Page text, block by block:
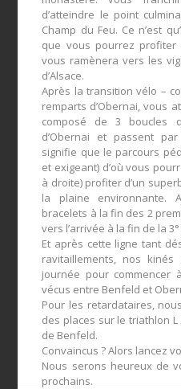
d’atteindre le point
Champ du Feu. Ce n’est
que vous pourrez
vous ramènera vers les
d’Alsace.
Après la transition vélo –
remparts d’Obernai, vous
composé de 3 boucles
d’Obernai et passent
signifie que le parcours
et exigeant) d’où vous
à droite) profiter d’un
la plaine environnante.
bracelets à la fin des 2
vers l’arrivée à la fin de la
Et après cette ligne tant
ravitaillements, nos
journée pour commencer
vécus entre Benfeld et
Pour les retardataires,
des places sur le triathlon
de Benfeld.
Convaincus ? Alors lancez
Nous serons heureux de
prochains.